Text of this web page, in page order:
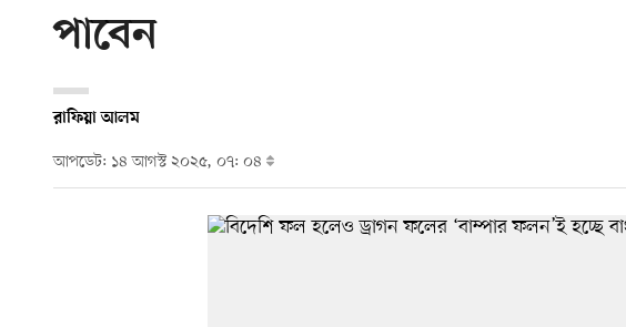
পাবেন
রাফিয়া আলম
আপডেট: ১৪ আগস্ট ২০২৫, ০৭: ০৪